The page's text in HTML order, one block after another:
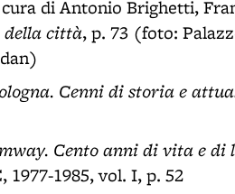
cura di Antonio Brighetti,
della città, p. 73 (foto:
Cenni di storia e
Cento anni di vita e
1977-1985, vol. I, p. 52